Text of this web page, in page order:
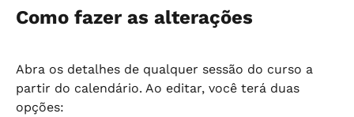
Como fazer as alterações
Abra os detalhes de qualquer sessão do curso a
partir do calendário. Ao editar, você terá duas
opções: